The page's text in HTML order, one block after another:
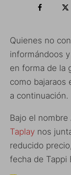
Quienes no
informándoos
en forma de la
como bajaraos
a continuación.
Bajo el nombre
Taplay nos
reducido
fecha de Tappi